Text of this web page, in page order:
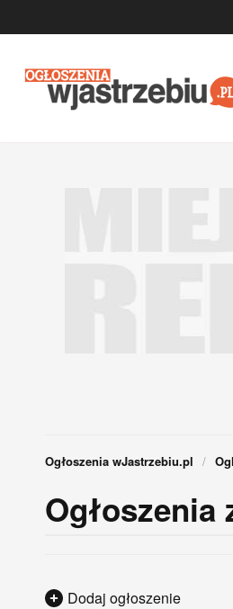
Ogłoszenia wJastrzebiu.pl
Dodaj ogłoszenie